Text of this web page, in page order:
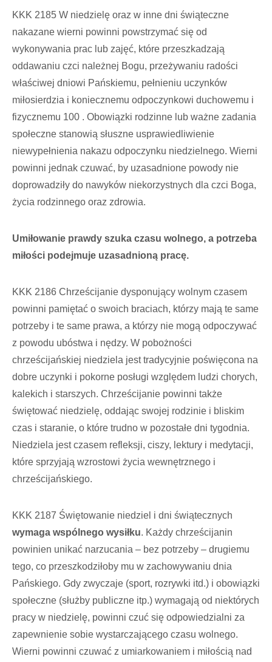
KKK 2185 W niedzielę oraz w inne dni świąteczne
nakazane wierni powinni powstrzymać się od
wykonywania prac lub zajęć, które przeszkadzają
oddawaniu czci należnej Bogu, przeżywaniu radości
właściwej dniowi Pańskiemu, pełnieniu uczynków
miłosierdzia i koniecznemu odpoczynkowi duchowemu i
fizycznemu 100 . Obowiązki rodzinne lub ważne zadania
społeczne stanowią słuszne usprawiedliwienie
niewypełnienia nakazu odpoczynku niedzielnego. Wierni
powinni jednak czuwać, by uzasadnione powody nie
doprowadziły do nawyków niekorzystnych dla czci Boga,
życia rodzinnego oraz zdrowia.
Umiłowanie prawdy szuka czasu wolnego, a potrzeba
miłości podejmuje uzasadnioną pracę.
KKK 2186 Chrześcijanie dysponujący wolnym czasem
powinni pamiętać o swoich braciach, którzy mają te same
potrzeby i te same prawa, a którzy nie mogą odpoczywać
z powodu ubóstwa i nędzy. W pobożności
chrześcijańskiej niedziela jest tradycyjnie poświęcona na
dobre uczynki i pokorne posługi względem ludzi chorych,
kalekich i starszych. Chrześcijanie powinni także
świętować niedzielę, oddając swojej rodzinie i bliskim
czas i staranie, o które trudno w pozostałe dni tygodnia.
Niedziela jest czasem refleksji, ciszy, lektury i medytacji,
które sprzyjają wzrostowi życia wewnętrznego i
chrześcijańskiego.
KKK 2187 Świętowanie niedziel i dni świątecznych
wymaga wspólnego wysiłku. Każdy chrześcijanin
powinien unikać narzucania – bez potrzeby – drugiemu
tego, co przeszkodziłoby mu w zachowywaniu dnia
Pańskiego. Gdy zwyczaje (sport, rozrywki itd.) i obowiązki
społeczne (służby publiczne itp.) wymagają od niektórych
pracy w niedzielę, powinni czuć się odpowiedzialni za
zapewnienie sobie wystarczającego czasu wolnego.
Wierni powinni czuwać z umiarkowaniem i miłością nad